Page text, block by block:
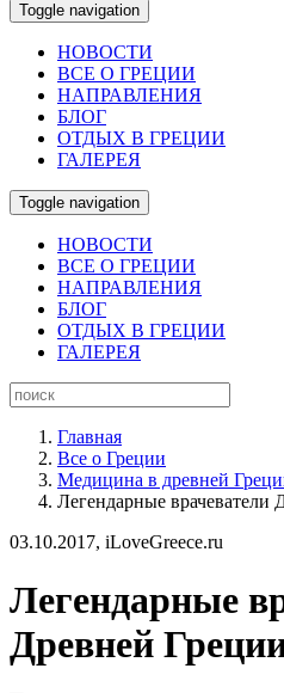
Toggle navigation
НОВОСТИ
ВСЕ О ГРЕЦИИ
НАПРАВЛЕНИЯ
БЛОГ
ОТДЫХ В ГРЕЦИИ
ГАЛЕРЕЯ
Toggle navigation
НОВОСТИ
ВСЕ О ГРЕЦИИ
НАПРАВЛЕНИЯ
БЛОГ
ОТДЫХ В ГРЕЦИИ
ГАЛЕРЕЯ
Главная
Все о Греции
Медицина в древней
Легендарные врачеватели
03.10.2017, iLoveGreece.ru
Легендарные
Древней